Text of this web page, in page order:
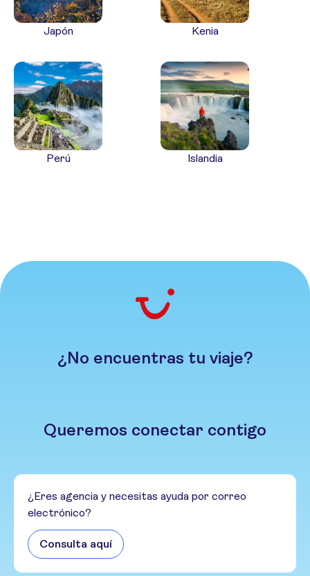
Japón Kenia
Perú Islandia
¿No encuentras tu viaje?
Queremos conectar contigo
¿Eres agencia y necesitas ayuda por correo
electrónico?
Consulta aquí